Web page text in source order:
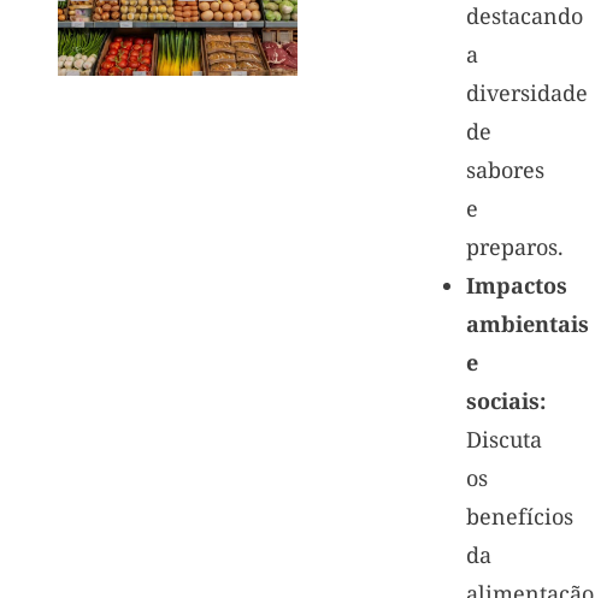
destacando
a
diversidade
de
sabores
e
preparos.
Impactos
ambientais
e
sociais:
Discuta
os
benefícios
da